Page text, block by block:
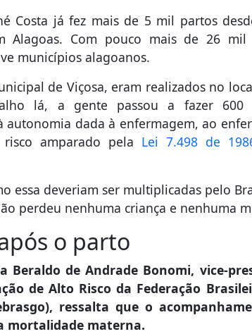
Costa já fez mais de 5 mil partos
Alagoas. Com pouco mais de 26 mil
municípios alagoanos.
de Viçosa, eram realizados no
lá, a gente passou a fazer 600
autonomia dada à enfermagem, ao
amparado pela Lei 7.498 de
essa deveriam ser multiplicadas pelo
perdeu nenhuma criança e nenhuma
o parto
Beraldo de Andrade Bonomi, vice-
de Alto Risco da Federação
ressalta que o
mortalidade materna.